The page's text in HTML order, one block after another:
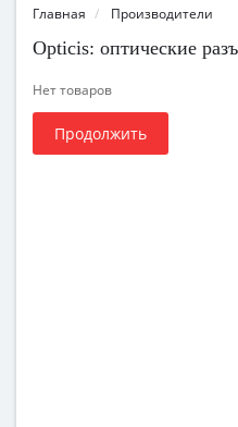
Главная Производители
Opticis: оптические
Нет товаров
Продолжить